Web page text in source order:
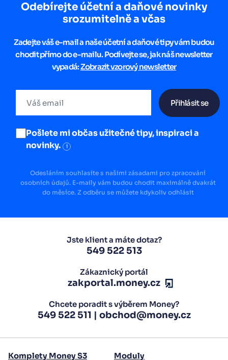
Odebírejte účetní a daňové novinky
srozumitelně a včas
Zadejte váš e-mail a naše účetní a daňové tipy vám budou
chodit přímo do e-mailu. Podívejte se, jak náš newsletter
vypadá:Zobrazit vzorový newsletter
Přihlásit se
Pošlete mi občas užitečné tipy, inspiraci a
novinky.
i
Odesláním souhlasíte s našimi zásadami pro zpracování
osobních údajů. E-maily vám budou chodit maximálně dvakrát
do měsíce. Z odběru se můžete kdykoliv odhlásit
Jste klient a máte dotaz?
549 522 513
Zákaznický portál
zakportal.money.cz
Chcete poradit s výběrem Money?
549 522 511 | obchod@money.cz
Komplety Money S3 Moduly